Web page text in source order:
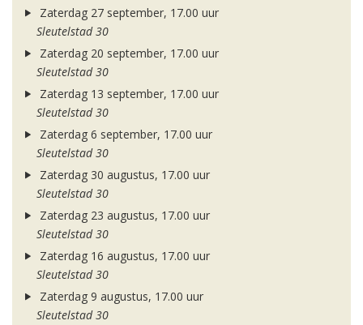
Zaterdag 27 september, 17.00 uur
Sleutelstad 30
Zaterdag 20 september, 17.00 uur
Sleutelstad 30
Zaterdag 13 september, 17.00 uur
Sleutelstad 30
Zaterdag 6 september, 17.00 uur
Sleutelstad 30
Zaterdag 30 augustus, 17.00 uur
Sleutelstad 30
Zaterdag 23 augustus, 17.00 uur
Sleutelstad 30
Zaterdag 16 augustus, 17.00 uur
Sleutelstad 30
Zaterdag 9 augustus, 17.00 uur
Sleutelstad 30